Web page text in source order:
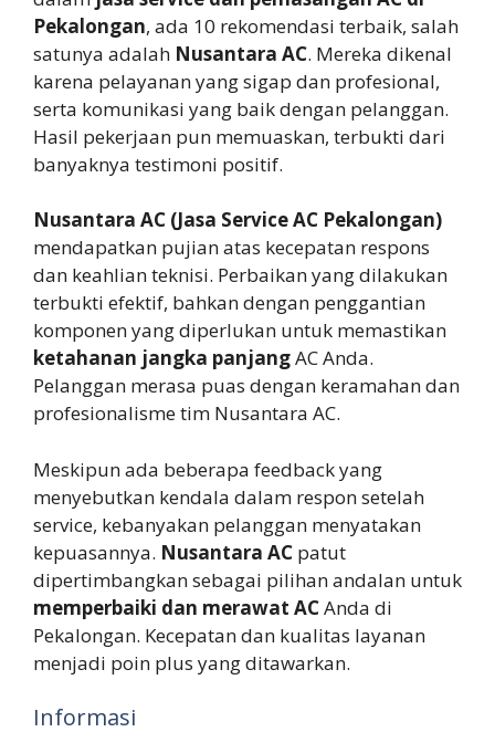
Pekalongan, ada 10 rekomendasi terbaik, salah
satunya adalah Nusantara AC. Mereka dikenal
karena pelayanan yang sigap dan profesional,
serta komunikasi yang baik dengan pelanggan.
Hasil pekerjaan pun memuaskan, terbukti dari
banyaknya testimoni positif.
Nusantara AC (Jasa Service AC Pekalongan)
mendapatkan pujian atas kecepatan respons
dan keahlian teknisi. Perbaikan yang dilakukan
terbukti efektif, bahkan dengan penggantian
komponen yang diperlukan untuk memastikan
ketahanan jangka panjangAC Anda.
Pelanggan merasa puas dengan keramahan dan
profesionalisme tim Nusantara AC.
Meskipun ada beberapa feedback yang
menyebutkan kendala dalam respon setelah
service, kebanyakan pelanggan menyatakan
kepuasannya. Nusantara AC patut
dipertimbangkan sebagai pilihan andalan untuk
memperbaiki dan merawat ACAnda di
Pekalongan. Kecepatan dan kualitas layanan
menjadi poin plus yang ditawarkan.
Informasi